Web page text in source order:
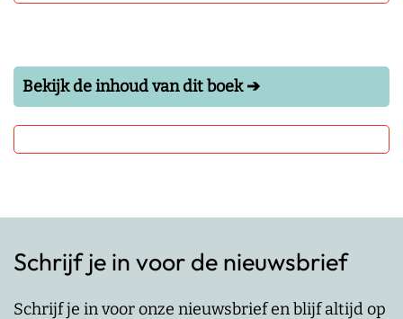
Bekijk de inhoud van dit boek ➔
Schrijf je in voor de nieuwsbrief
Schrijf je in voor onze nieuwsbrief en blijf altijd op